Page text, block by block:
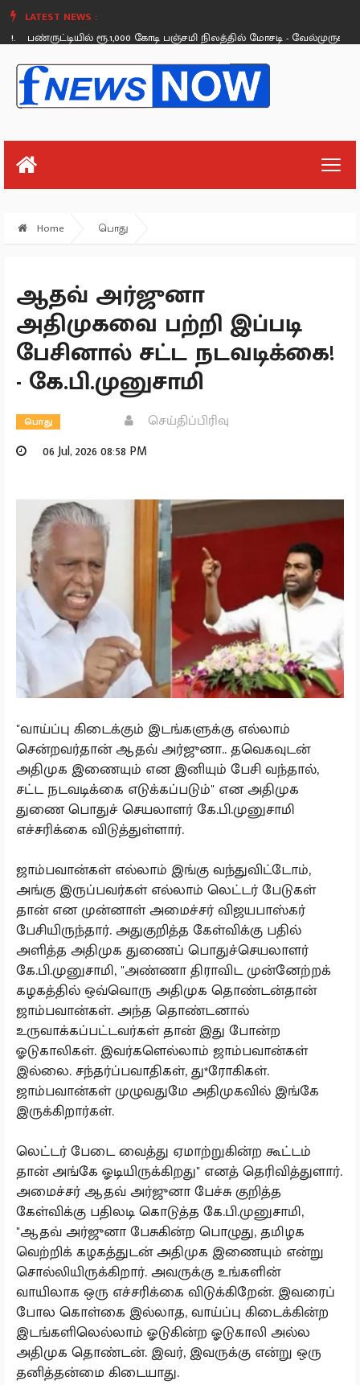
LATEST NEWS :
பண்ருட்டியில் ரூ.1,000 கோடி பஞ்சமி நிலத்தில் மோசடி - வேல்முருகன்
Sunday, August 26
Home பொது
ஆதவ் அர்ஜுனா
அதிமுகவை பற்றி இப்படி
பேசினால் சட்ட நடவடிக்கை!
- கே.பி.முனுசாமி
பொது
செய்திப்பிரிவு
06 Jul, 2026 08:58 PM
"வாய்ப்பு கிடைக்கும் இடங்களுக்கு எல்லாம்
சென்றவர்தான் ஆதவ் அர்ஜுனா.. தவெகவுடன்
அதிமுக இணையும் என இனியும் பேசி வந்தால்,
சட்ட நடவடிக்கை எடுக்கப்படும்" என அதிமுக
துணை பொதுச் செயலாளர் கே.பி.முனுசாமி
எச்சரிக்கை விடுத்துள்ளார்.
ஜாம்பவான்கள் எல்லாம் இங்கு வந்துவிட்டோம்,
அங்கு இருப்பவர்கள் எல்லாம் லெட்டர் பேடுகள்
தான் என முன்னாள் அமைச்சர் விஜயபாஸ்கர்
பேசியிருந்தார். அதுகுறித்த கேள்விக்கு பதில்
அளித்த அதிமுக துணைப் பொதுச்செயலாளர்
கே.பி.முனுசாமி, "அண்ணா திராவிட முன்னேற்றக்
கழகத்தில் ஒவ்வொரு அதிமுக தொண்டன்தான்
ஜாம்பவான்கள். அந்த தொண்டனால்
உருவாக்கப்பட்டவர்கள் தான் இது போன்ற
ஓடுகாலிகள். இவர்களெல்லாம் ஜாம்பவான்கள்
இல்லை. சந்தர்ப்பவாதிகள், து*ரோகிகள்.
ஜாம்பவான்கள் முழுவதுமே அதிமுகவில் இங்கே
இருக்கிறார்கள்.
லெட்டர் பேடை வைத்து ஏமாற்றுகின்ற கூட்டம்
தான் அங்கே ஓடியிருக்கிறது" எனத் தெரிவித்துளார்.
அமைச்சர் ஆதவ் அர்ஜுனா பேச்சு குறித்த
கேள்விக்கு பதிலடி கொடுத்த கே.பி.முனுசாமி,
"ஆதவ் அர்ஜுனா பேசுகின்ற பொழுது, தமிழக
வெற்றிக் கழகத்துடன் அதிமுக இணையும் என்று
சொல்லியிருக்கிறார். அவருக்கு உங்களின்
வாயிலாக ஒரு எச்சரிக்கை விடுக்கிறேன். இவரைப்
போல கொள்கை இல்லாத, வாய்ப்பு கிடைக்கின்ற
இடங்களிலெல்லாம் ஓடுகின்ற ஓடுகாலி அல்ல
அதிமுக தொண்டன். இவர், இவருக்கு என்று ஒரு
தனித்தன்மை கிடையாது.